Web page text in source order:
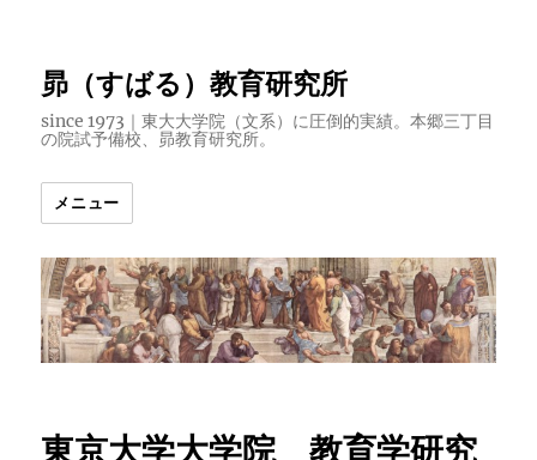
昴（すばる）教育研究所
since 1973｜東大大学院（文系）に圧倒的実績。本郷三丁目
の院試予備校、昴教育研究所。
メニュー
東京大学大学院 教育学研究